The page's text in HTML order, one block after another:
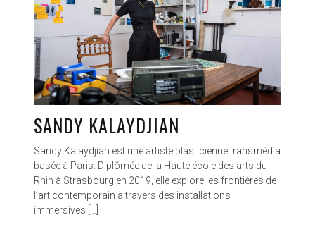
SANDY KALAYDJIAN
Sandy Kalaydjian est une artiste plasticienne transmédia
basée à Paris. Diplômée de la Haute école des arts du
Rhin à Strasbourg en 2019, elle explore les frontières de
l’art contemporain à travers des installations
immersives […]